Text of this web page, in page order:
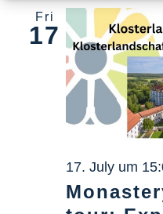
Fri
17
17. July um